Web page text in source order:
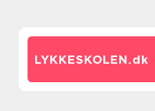
LYKKESKOLEN.dk